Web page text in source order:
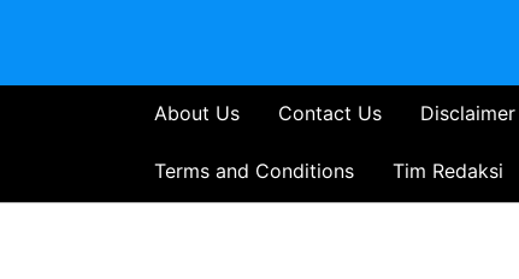
About Us Contact Us Disclaimer
Terms and Conditions Tim Redaksi